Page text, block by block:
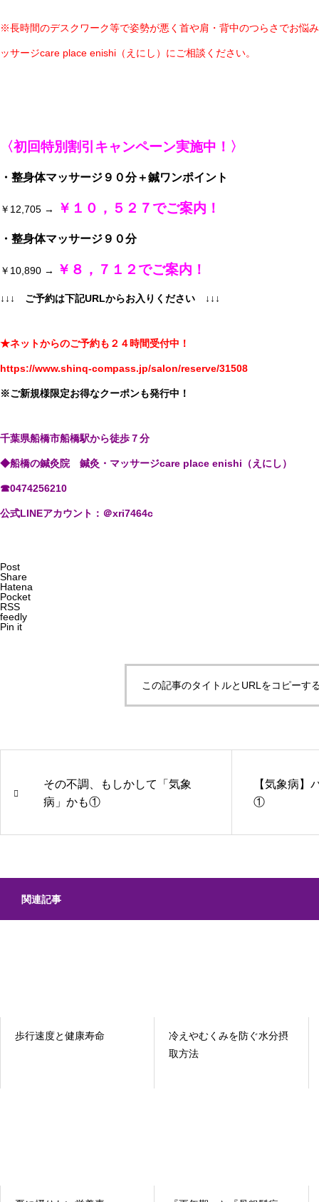
※長時間のデスクワーク等で姿勢が悪く首や肩・背中のつらさでお悩
ッサージcare place enishi（えにし）にご相談ください。
〈初回特別割引キャンペーン実施中！〉
・整身体マッサージ９０分＋鍼ワンポイント
￥12,705 → ￥１０，５２７でご案内！
・整身体マッサージ９０分
￥10,890 → ￥８，７１２でご案内！
↓↓↓ ご予約は下記URLからお入りください ↓↓↓
★ネットからのご予約も２４時間受付中！
https://www.shinq-compass.jp/salon/reserve/31508
※ご新規様限定お得なクーポンも発行中！
千葉県船橋市船橋駅から徒歩７分
◆船橋の鍼灸院 鍼灸・マッサージcare place enishi（えにし）
☎0474256210
公式LINEアカウント：＠xri7464c
Post
Share
Hatena
Pocket
RSS
feedly
Pin it
この記事のタイトルとURLをコピーす
その不調、もしかして「気象
病」かも①
【気象病】
①
関連記事
歩行速度と健康寿命
冷えやむくみを防ぐ水分摂
取方法